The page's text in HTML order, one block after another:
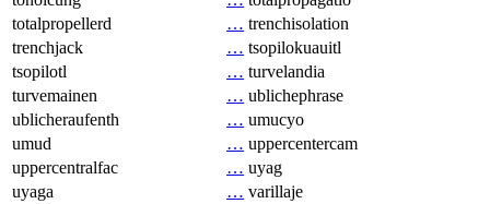
totalpropellerd
… trenchisolation
trenchjack
… tsopilokuauitl
tsopilotl
… turvelandia
turvemainen
… ublichephrase
ublicheraufenth
… umucyo
umud
… uppercentercam
uppercentralfac
… uyag
uyaga
… varillaje